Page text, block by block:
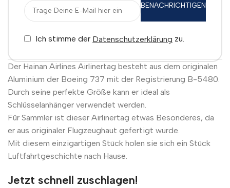
BENACHRICHTIGEN
Ich stimme der Datenschutzerklärung zu.
Der Hainan Airlines Airlinertag besteht aus dem originalen
Aluminium der Boeing 737 mit der Registrierung B-5480.
Durch seine perfekte Größe kann er ideal als
Schlüsselanhänger verwendet werden.
Für Sammler ist dieser Airlinertag etwas Besonderes, da
er aus originaler Flugzeughaut gefertigt wurde.
Mit diesem einzigartigen Stück holen sie sich ein Stück
Luftfahrtgeschichte nach Hause.
Jetzt schnell zuschlagen!